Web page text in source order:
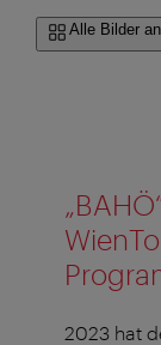
Alle Bilder
2023 hat